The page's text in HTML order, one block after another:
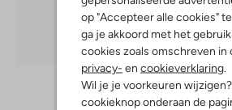
op "Accepteer alle cookies"
ga je akkoord met het gebruik
cookies zoals omschreven in
privacy- en cookieverklaring.
Wil je je voorkeuren
cookieknop onderaan de
Ontdek de look